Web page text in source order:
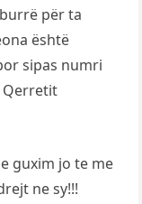
për ta
është
sipas numri
Qerretit
guxim jo te me
ne sy!!!